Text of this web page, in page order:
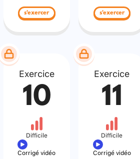
s'exercer s'exercer
Exercice
10
Difficile
Corrigé vidéo
Exercice
11
Difficile
Corrigé vidéo